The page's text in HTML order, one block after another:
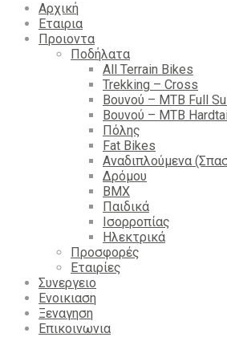
Αρχική
Εταιρια
Προιοντα
Ποδήλατα
All Terrain Bikes
Trekking – Cross
Βουνού – MTB Full
Βουνού – MTB
Πόλης
Fat Bikes
Αναδιπλούμενα
Δρόμου
BMX
Παιδικά
Ισορροπίας
Ηλεκτρικά
Προσφορές
Εταιρίες
Συνεργειο
Ενοικιαση
Ξεναγηση
Επικοινωνια